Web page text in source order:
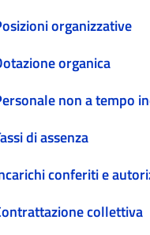
organizzative
organica
non a tempo
di assenza
conferiti e
collettiva